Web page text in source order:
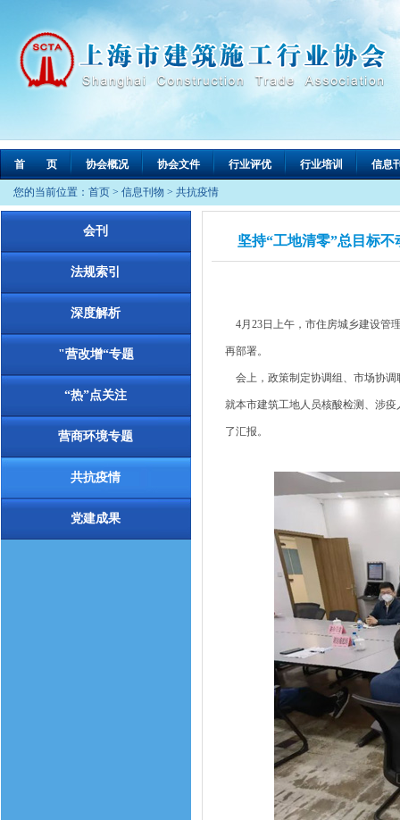
首 页 协会概况 协会文件 行业评优 行业培训 信息
您的当前位置： 首页 > 信息刊物 > 共抗疫情
会刊
法规索引
深度解析
"营改增“专题
“热”点关注
营商环境专题
共抗疫情
党建成果
坚持“工地清零”总目标
4月23日上午，市住房城乡建设管
再部署。
会上，政策制定协调组、市场协调
就本市建筑工地人员核酸检测、涉
了汇报。